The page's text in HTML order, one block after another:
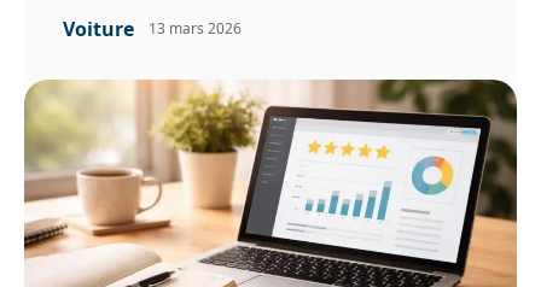
Voiture 13 mars 2026